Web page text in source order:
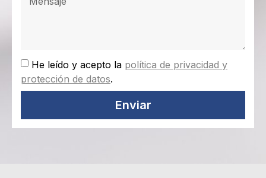
He leído y acepto la política de privacidad y
protección de datos.
Enviar